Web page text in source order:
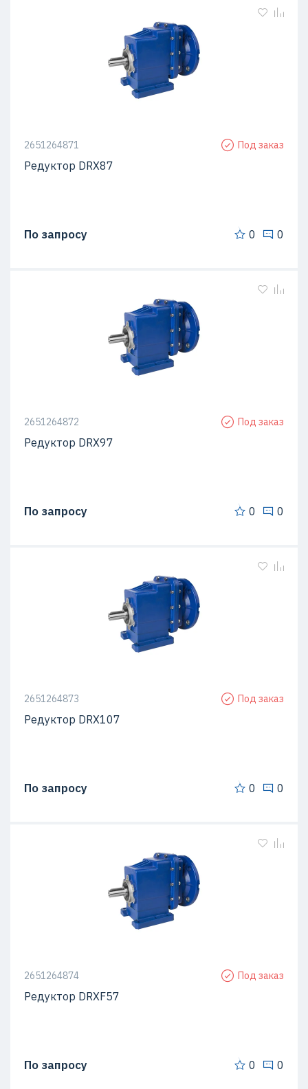
2651264871 Под заказ
Редуктор DRX87
По запросу 0 0
2651264872 Под заказ
Редуктор DRX97
По запросу 0 0
2651264873 Под заказ
Редуктор DRX107
По запросу 0 0
2651264874 Под заказ
Редуктор DRXF57
По запросу 0 0